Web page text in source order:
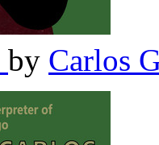
by Carlos